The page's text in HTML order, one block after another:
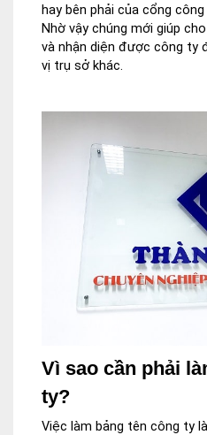
hay bên phải của cổng
Nhờ vậy chúng mới giúp
và nhận diện được công ty
vị trụ sở khác.
Vì sao cần phải
ty?
Việc làm bảng tên công ty